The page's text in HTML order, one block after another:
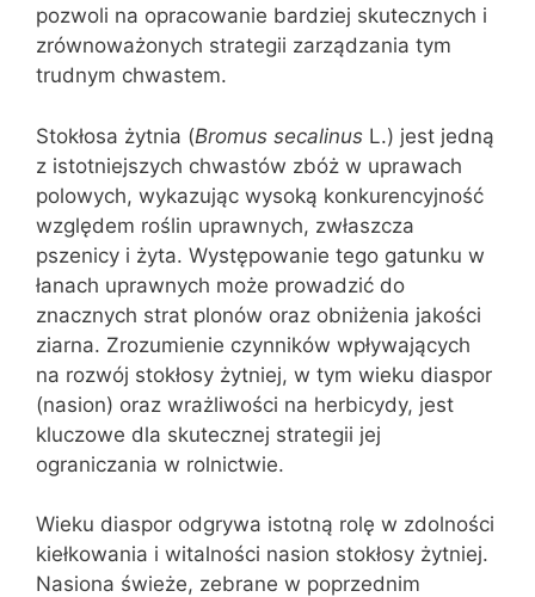
pozwoli na opracowanie bardziej skutecznych i
zrównoważonych strategii zarządzania tym
trudnym chwastem.
Stokłosa żytnia (Bromus secalinus L.) jest jedną
z istotniejszych chwastów zbóż w uprawach
polowych, wykazując wysoką konkurencyjność
względem roślin uprawnych, zwłaszcza
pszenicy i żyta. Występowanie tego gatunku w
łanach uprawnych może prowadzić do
znacznych strat plonów oraz obniżenia jakości
ziarna. Zrozumienie czynników wpływających
na rozwój stokłosy żytniej, w tym wieku diaspor
(nasion) oraz wrażliwości na herbicydy, jest
kluczowe dla skutecznej strategii jej
ograniczania w rolnictwie.
Wieku diaspor odgrywa istotną rolę w zdolności
kiełkowania i witalności nasion stokłosy żytniej.
Nasiona świeże, zebrane w poprzednim